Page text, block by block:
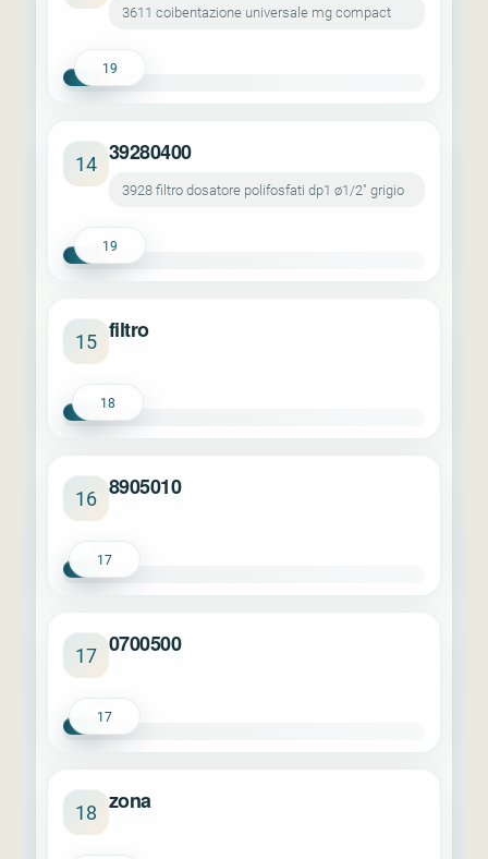
3611 coibentazione universale mg compact
19
14 39280400
3928 filtro dosatore polifosfati dp1 ø1/2" grigio
19
15 filtro
18
16 8905010
17
17 0700500
17
18 zona